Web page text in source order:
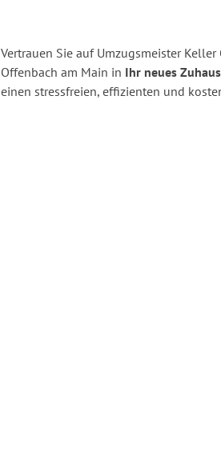
Vertrauen Sie auf Umzugsmeister
Offenbach am Main in Ihr neues
einen stressfreien, effizienten und